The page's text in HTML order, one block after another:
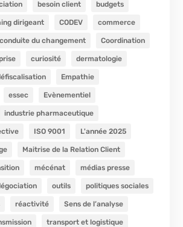
besoin client budgets
dirigeant CODEV commerce
conduite du changement Coordination
curiosité dermatologie
Empathie
essec Evènementiel
industrie pharmaceutique
ISO 9001 L'année 2025
Maitrise de la Relation Client
mécénat médias presse
outils politiques sociales
réactivité Sens de l’analyse
transport et logistique